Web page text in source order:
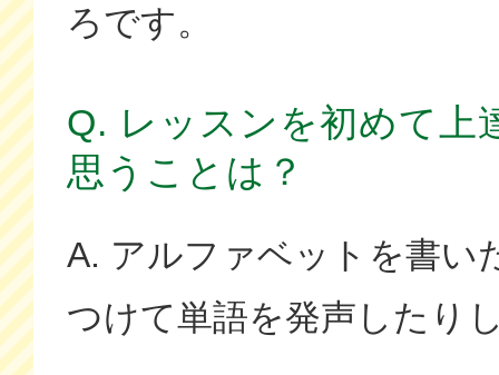
ろです。
Q. レッスンを初めて上
思うことは？
A. アルファベットを書い
つけて単語を発声したり